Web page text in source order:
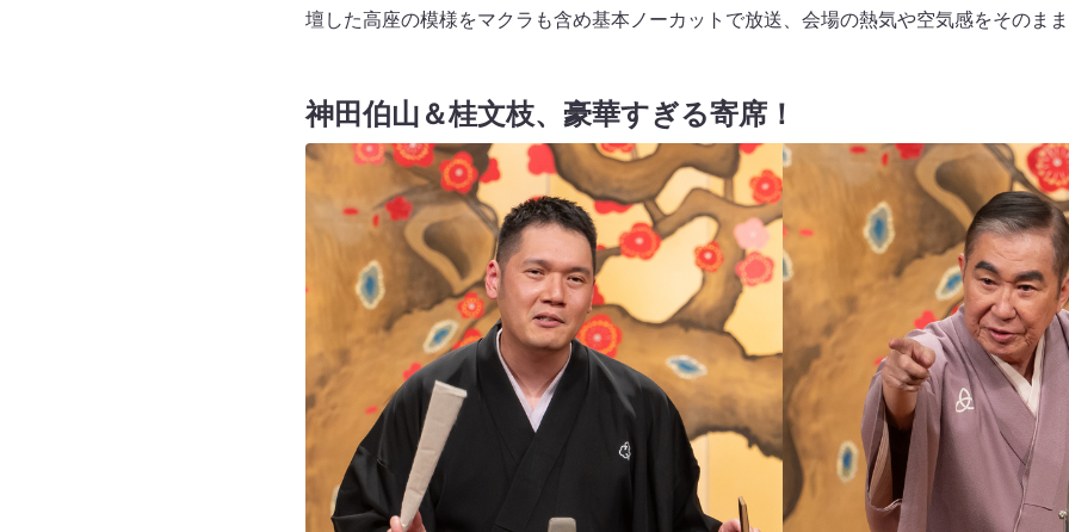
壇した高座の模様をマクラも含め基本ノーカットで放送、会場の熱気や空気感をそのま
神田伯山＆桂文枝、豪華すぎる寄席！